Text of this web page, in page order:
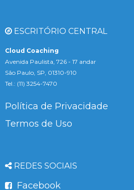
ESCRITÓRIO CENTRAL
Cloud Coaching
Avenida Paulista, 726 - 17 andar
São Paulo, SP, 01310-910
Tel.: (11) 3254-7470
Política de Privacidade
Termos de Uso
REDES SOCIAIS
Facebook